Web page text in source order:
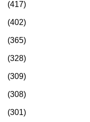
(417)
(402)
(365)
(328)
(309)
(308)
(301)